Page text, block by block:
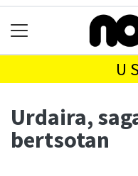
Urdaira,
bertsotan